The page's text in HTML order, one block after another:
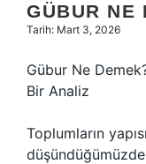
GÜBUR NE
Tarih: Mart 3, 2026
Gübur Ne
Bir Analiz
Toplumların